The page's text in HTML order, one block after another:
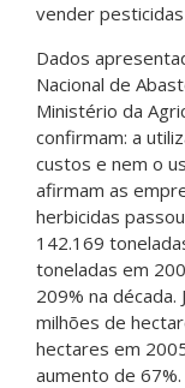
vender
Dados
Nacional de
Ministério da
confirmam: a
custos e nem o
afirmam as
herbicidas
142.169
toneladas em
209% na década.
milhões de
hectares em
aumento de 67%.